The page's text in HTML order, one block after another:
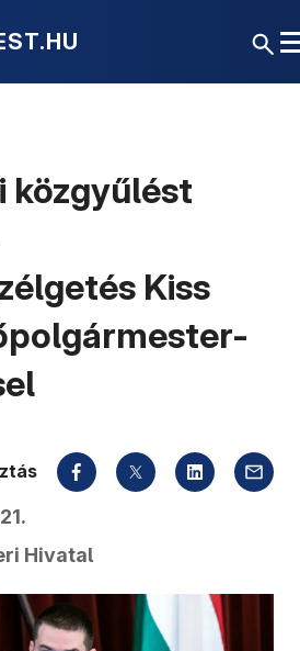
közgyűlést
Kiss
Hivatal